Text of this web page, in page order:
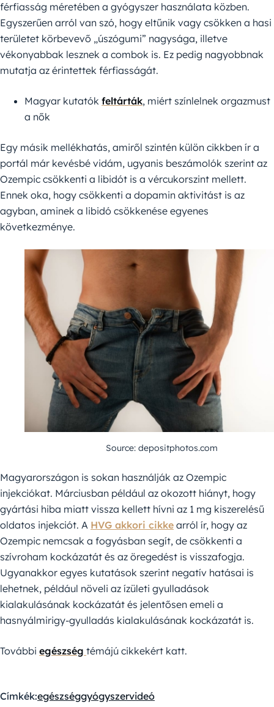
férfiasság méretében a gyógyszer használata közben.
Egyszerűen arról van szó, hogy eltűnik vagy csökken a hasi
területet körbevevő „úszógumi” nagysága, illetve
vékonyabbak lesznek a combok is. Ez pedig nagyobbnak
mutatja az érintettek férfiasságát.
Magyar kutatók feltárták, miért színlelnek orgazmust
a nők
Egy másik mellékhatás, amiről szintén külön cikkben ír a
portál már kevésbé vidám, ugyanis beszámolók szerint az
Ozempic csökkenti a libidót is a vércukorszint mellett.
Ennek oka, hogy csökkenti a dopamin aktivitást is az
agyban, aminek a libidó csökkenése egyenes
következménye.
Source: depositphotos.com
Magyarországon is sokan használják az Ozempic
injekciókat. Márciusban például az okozott hiányt, hogy
gyártási hiba miatt vissza kellett hívni az 1 mg kiszerelésű
oldatos injekciót. A HVG akkori cikke arról ír, hogy az
Ozempic nemcsak a fogyásban segít, de csökkenti a
szívroham kockázatát és az öregedést is visszafogja.
Ugyanakkor egyes kutatások szerint negatív hatásai is
lehetnek, például növeli az ízületi gyulladások
kialakulásának kockázatát és jelentősen emeli a
hasnyálmirigy-gyulladás kialakulásának kockázatát is.
További egészség témájú cikkekért katt.
Címkék:egészséggyógyszervideó